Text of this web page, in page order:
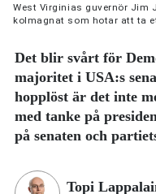
West Virginias guvernör Jim
kolmagnat som hotar att ta
Det blir svårt för
majoritet i USA:s
hopplöst är det inte
med tanke på
på senaten och
Topi